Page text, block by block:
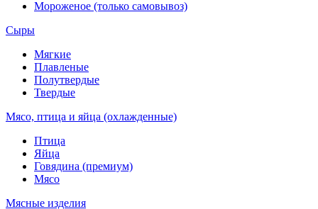
Мороженое (только самовывоз)
Сыры
Мягкие
Плавленые
Полутвердые
Твердые
Мясо, птица и яйца (охлажденные)
Птица
Яйца
Говядина (премиум)
Мясо
Мясные изделия